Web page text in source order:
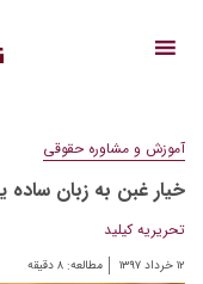
آموزش و مشاوره حقوقی
خیار غبن به زبان
تحریریه کیلید
۱۲ خرداد ۱۳۹۷ مطالعه: ۸ دقیقه